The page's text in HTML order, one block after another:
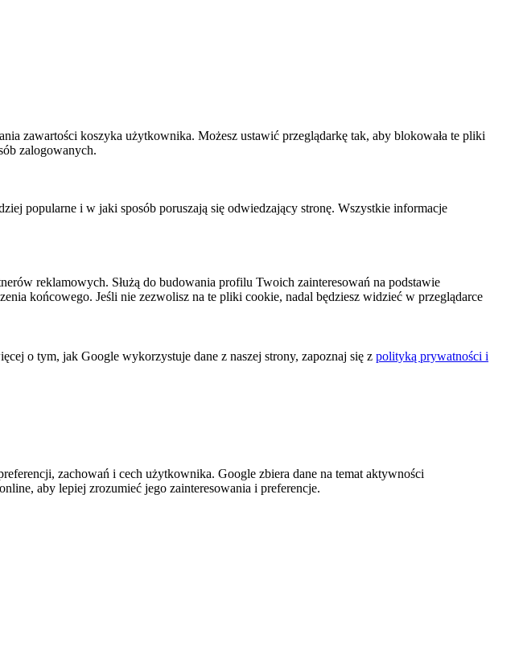
zawartości koszyka użytkownika. Możesz ustawić przeglądarkę tak, aby blokowała te pliki
zalogowanych.
popularne i w jaki sposób poruszają się odwiedzający stronę. Wszystkie informacje
reklamowych. Służą do budowania profilu Twoich zainteresowań na podstawie
końcowego. Jeśli nie zezwolisz na te pliki cookie, nadal będziesz widzieć w przeglądarce
o tym, jak Google wykorzystuje dane z naszej strony, zapoznaj się z polityką prywatności i
zachowań i cech użytkownika. Google zbiera dane na temat aktywności
aby lepiej zrozumieć jego zainteresowania i preferencje.